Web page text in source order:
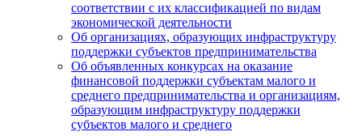
соответствии с их классификацией по видам
экономической деятельности
Об организациях, образующих инфраструктуру
поддержки субъектов предпринимательства
Об объявленных конкурсах на оказание
финансовой поддержки субъектам малого и
среднего предпринимательства и организациям,
образующим инфраструктуру поддержки
субъектов малого и среднего